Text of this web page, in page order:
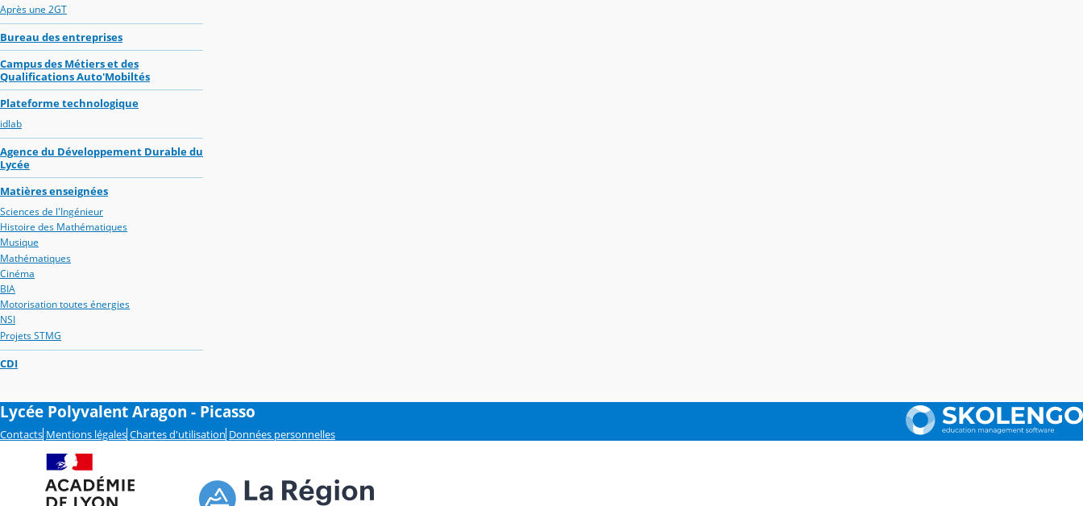
Après une 2GT
Bureau des entreprises
Campus des Métiers et des
Qualifications Auto'Mobiltés
Plateforme technologique
idlab
Agence du Développement Durable du
Lycée
Matières enseignées
Sciences de l'Ingénieur
Histoire des Mathématiques
Musique
Mathématiques
Cinéma
BIA
Motorisation toutes énergies
NSI
Projets STMG
CDI
Lycée Polyvalent Aragon - Picasso
Contacts Mentions légales Chartes d'utilisation Données personnelles